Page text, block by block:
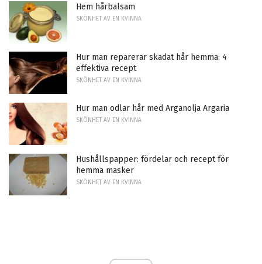
Hem hårbalsam
SKÖNHET AV EN KVINNA
Hur man reparerar skadat hår hemma: 4
effektiva recept
SKÖNHET AV EN KVINNA
Hur man odlar hår med Arganolja Argaria
SKÖNHET AV EN KVINNA
Hushållspapper: fördelar och recept för
hemma masker
SKÖNHET AV EN KVINNA